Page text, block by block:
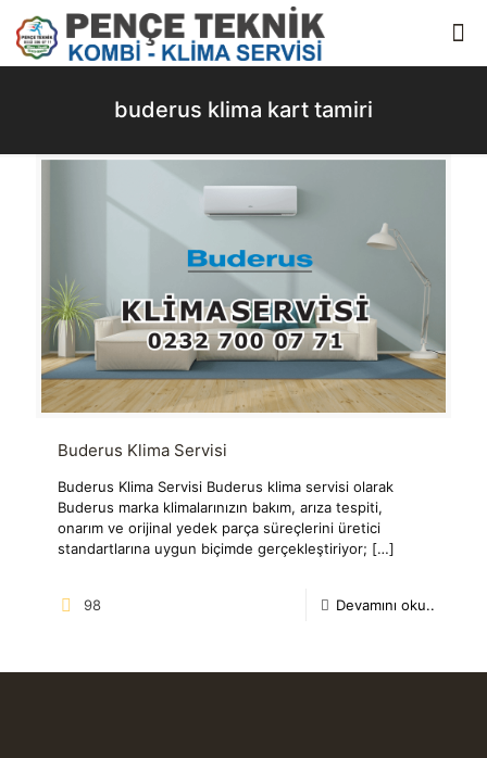
buderus klima kart tamiri
Buderus Klima Servisi
Buderus Klima Servisi Buderus klima servisi olarak
Buderus marka klimalarınızın bakım, arıza tespiti,
onarım ve orijinal yedek parça süreçlerini üretici
standartlarına uygun biçimde gerçekleştiriyor; […]
98 Devamını oku..